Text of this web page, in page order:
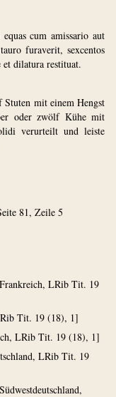
cum amissario aut
furaverit, sexcentos
dilatura restituat.
mit einem Hengst
oder zwölf Kühe mit
verurteilt und leiste
81, Zeile 5
Frankreich, LRib Tit. 19
Tit. 19 (18), 1]
LRib Tit. 19 (18), 1]
LRib Tit. 19